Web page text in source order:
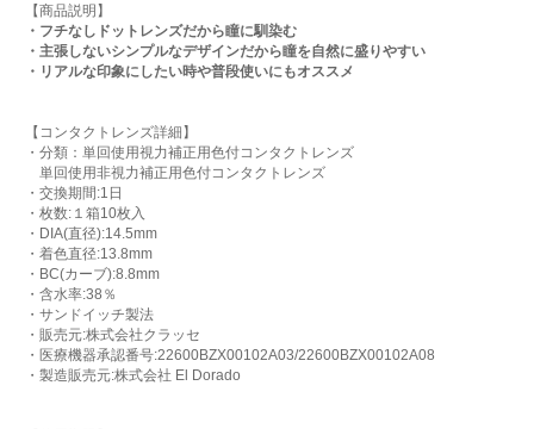
【商品説明】
・フチなしドットレンズだから瞳に馴染む
・主張しないシンプルなデザインだから瞳を自然に盛りやすい
・リアルな印象にしたい時や普段使いにもオススメ
【コンタクトレンズ詳細】
・分類：単回使用視力補正用色付コンタクトレンズ
単回使用非視力補正用色付コンタクトレンズ
・交換期間:1日
・枚数:１箱10枚入
・DIA(直径):14.5mm
・着色直径:13.8mm
・BC(カーブ):8.8mm
・含水率:38％
・サンドイッチ製法
・販売元:株式会社クラッセ
・医療機器承認番号:22600BZX00102A03/22600BZX00102A08
・製造販売元:株式会社 El Dorado